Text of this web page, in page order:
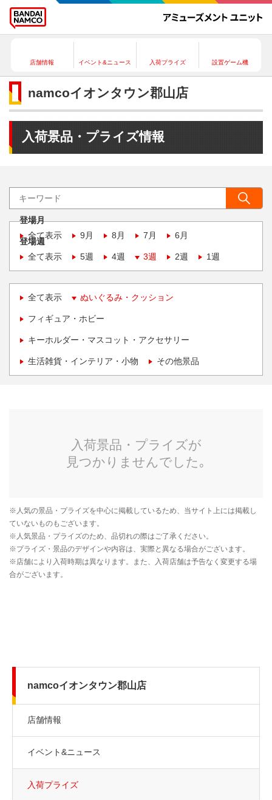
店舗情報 イベント&ニュース 入荷プライズ 設置ゲーム機
namcoイオンタウン郡山店
入荷景品・プライズ情報
登場月
全て表示
9月 8月 7月 6月
登場週
全て表示
5週 4週 3週 2週 1週
全て表示 ぬいぐるみ・クッション
フィギュア・ホビー
キーホルダー・マスコット・アクセサリー
生活雑貨・インテリア・小物 その他景品
namcoイオンタウン郡山店
店舗情報
イベント&ニュース
入荷プライズ